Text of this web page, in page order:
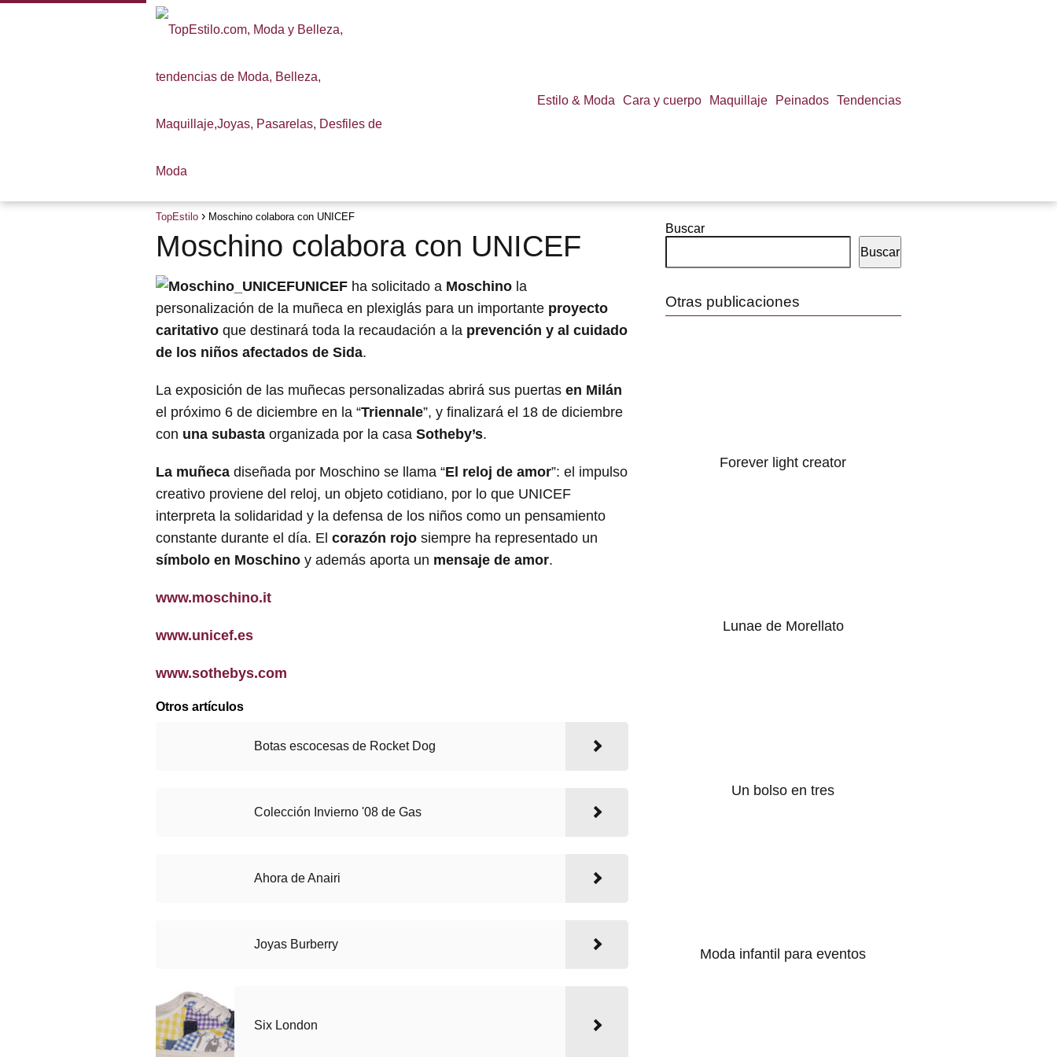
Estilo & Moda Cara y cuerpo Maquillaje Peinados Tendencias
TopEstilo Moschino colabora con UNICEF
Moschino colabora con UNICEF
UNICEF ha solicitado a Moschino la
personalización de la muñeca en plexiglás para un importante proyecto
caritativo que destinará toda la recaudación a la prevención y al cuidado
de los niños afectados de Sida.
La exposición de las muñecas personalizadas abrirá sus puertas en Milán
el próximo 6 de diciembre en la “Triennale”, y finalizará el 18 de diciembre
con una subasta organizada por la casa Sotheby’s.
La muñeca diseñada por Moschino se llama “El reloj de amor”: el impulso
creativo proviene del reloj, un objeto cotidiano, por lo que UNICEF
interpreta la solidaridad y la defensa de los niños como un pensamiento
constante durante el día. El corazón rojo siempre ha representado un
símbolo en Moschino y además aporta un mensaje de amor.
www.moschino.it
www.unicef.es
www.sothebys.com
Otros artículos
Botas escocesas de Rocket Dog
Colección Invierno '08 de Gas
Ahora de Anairi
Joyas Burberry
Six London
Buscar
Buscar
Otras publicaciones
Forever light creator
Lunae de Morellato
Un bolso en tres
Moda infantil para eventos